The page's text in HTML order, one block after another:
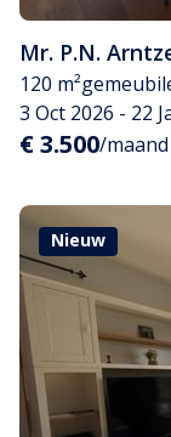
Mr. P.N.
120 m²
3 Oct 2026 - 22
€ 3.500/maand
Nieuw